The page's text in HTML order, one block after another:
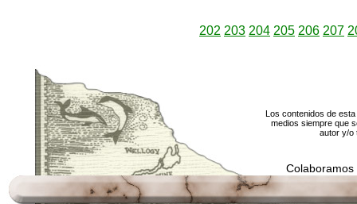
202 203 204 205 206 207
Los contenidos de
medios siempre que
autor y/o